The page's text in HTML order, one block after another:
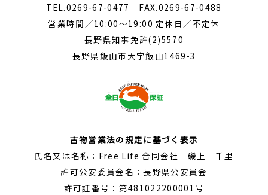
TEL.0269-67-0477 FAX.0269-67-0488
営業時間／10:00～19:00 定休日／不定休
長野県知事免許(2)5570
長野県飯山市大字飯山1469-3
古物営業法の規定に基づく表示
氏名又は名称：Free Life 合同会社 磯上 千里
許可公安委員会名：長野県公安員会
許可証番号：第481022200001号